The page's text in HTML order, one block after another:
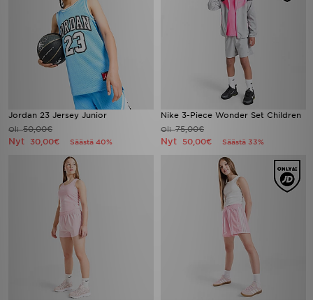
Jordan 23 Jersey Junior
Oli50,00€
Nyt 30,00€ Säästä 40%
Nike 3-Piece Wonder Set Children
Oli75,00€
Nyt 50,00€ Säästä 33%